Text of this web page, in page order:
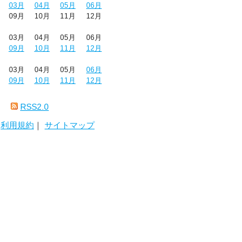
03月 04月 05月
06月
09月 10月 11月
12月
03月 04月 05月
06月
09月 10月 11月
12月
03月 04月 05月
06月
09月 10月 11月 12月
RSS2.0
利用規約 ｜ サイトマップ